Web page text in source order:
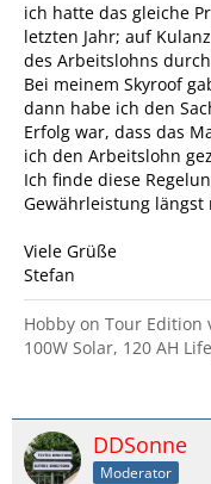
ich hatte das gleiche
letzten Jahr; auf
des Arbeitslohns
Bei meinem Skyroof
dann habe ich den
Erfolg war, dass das
ich den Arbeitslohn
Ich finde diese
Gewährleistung längst
Viele Grüße
Stefan
Hobby on Tour Edition
100W Solar, 120 AH
DDSonne
Moderator